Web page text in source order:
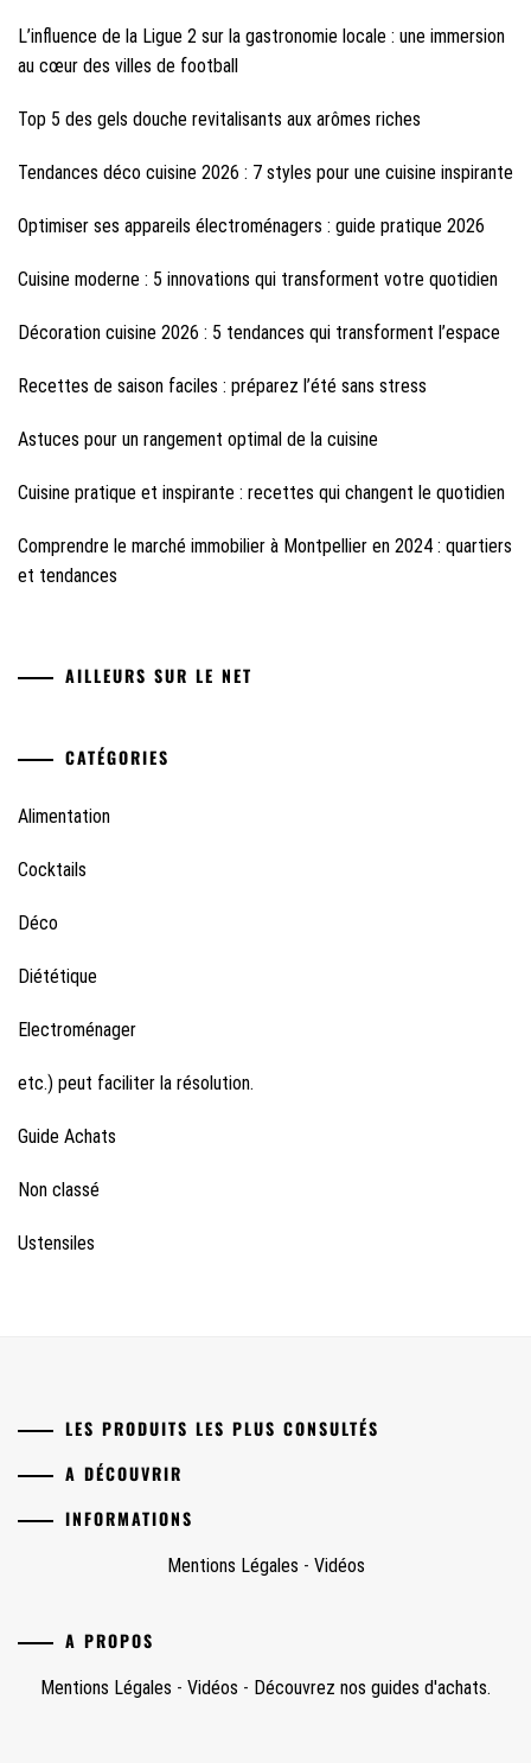
L’influence de la Ligue 2 sur la gastronomie locale : une immersion
au cœur des villes de football
Top 5 des gels douche revitalisants aux arômes riches
Tendances déco cuisine 2026 : 7 styles pour une cuisine inspirante
Optimiser ses appareils électroménagers : guide pratique 2026
Cuisine moderne : 5 innovations qui transforment votre quotidien
Décoration cuisine 2026 : 5 tendances qui transforment l’espace
Recettes de saison faciles : préparez l’été sans stress
Astuces pour un rangement optimal de la cuisine
Cuisine pratique et inspirante : recettes qui changent le quotidien
Comprendre le marché immobilier à Montpellier en 2024 : quartiers
et tendances
AILLEURS SUR LE NET
CATÉGORIES
Alimentation
Cocktails
Déco
Diététique
Electroménager
etc.) peut faciliter la résolution.
Guide Achats
Non classé
Ustensiles
LES PRODUITS LES PLUS CONSULTÉS
A DÉCOUVRIR
INFORMATIONS
Mentions Légales - Vidéos
A PROPOS
Mentions Légales - Vidéos - Découvrez nos guides d'achats.